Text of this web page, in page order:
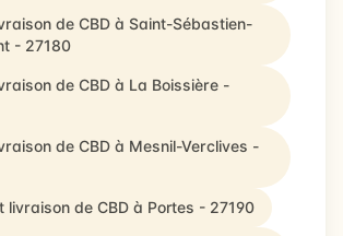
de CBD à Saint-Sébastien-
- 27180
de CBD à La Boissière -
de CBD à Mesnil-Verclives -
livraison de CBD à Portes - 27190